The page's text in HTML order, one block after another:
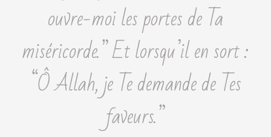
ouvre-moi les portes de Ta
miséricorde.” Et lorsqu’il en sort :
“Ô Allah, je Te demande de Tes
faveurs.”